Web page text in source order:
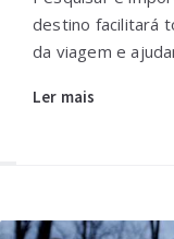
destino facilitará
da viagem e
Ler mais